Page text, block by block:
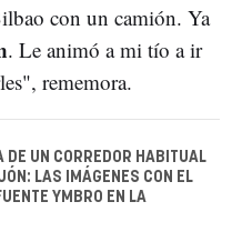
con un camión. Ya
. Le animó a mi tío a ir
rememora.
DE UN CORREDOR HABITUAL
LAS IMÁGENES CON EL
YMBRO EN LA